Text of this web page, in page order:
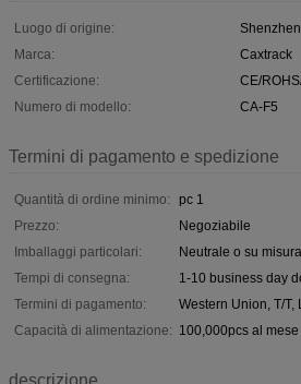
Luogo di origine:
Marca:
Caxtrack
Certificazione:
CE/
Numero di modello:
CA-F5
Termini di pagamento e spedizione
Quantità di ordine minimo:
pc 1
Prezzo:
Negoziabile
Imballaggi particolari:
Neutrale o su misura
Tempi di consegna:
1-10 business day
Termini di pagamento:
Western Union, T/T,
Capacità di alimentazione: 100,000pcs al mese
descrizione